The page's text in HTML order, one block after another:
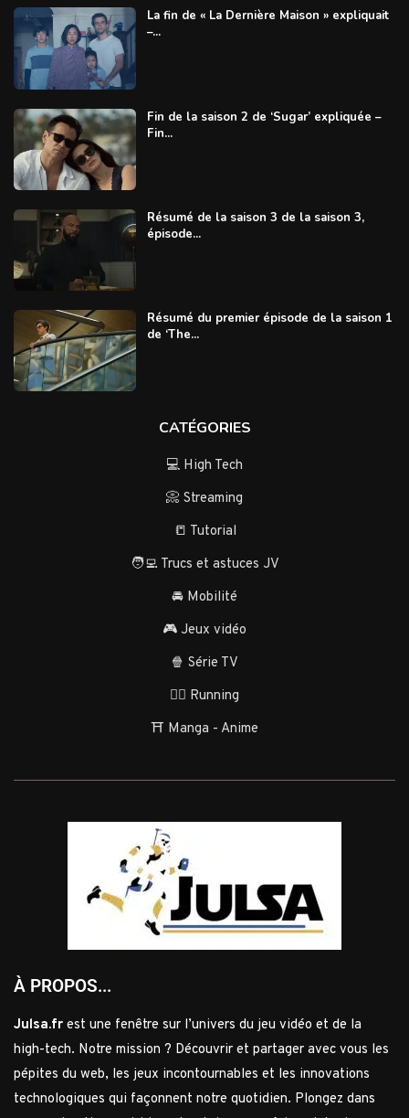
La fin de « La Dernière Maison » expliquait
–...
Fin de la saison 2 de ‘Sugar’ expliquée –
Fin...
Résumé de la saison 3 de la saison 3,
épisode...
Résumé du premier épisode de la saison 1
de ‘The...
CATÉGORIES
💻 High Tech
📀 Streaming
📒 Tutorial
🧑‍💻 Trucs et astuces JV
🚘 Mobilité
🎮 Jeux vidéo
🍿 Série TV
🏃‍♂️ Running
⛩️ Manga - Anime
À PROPOS...
Julsa.fr est une fenêtre sur l’univers du jeu vidéo et de la
high-tech. Notre mission ? Découvrir et partager avec vous les
pépites du web, les jeux incontournables et les innovations
technologiques qui façonnent notre quotidien. Plongez dans